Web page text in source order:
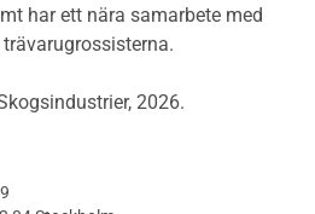
utomhuskonstruktioner
har ett nära samarbete med
2026.